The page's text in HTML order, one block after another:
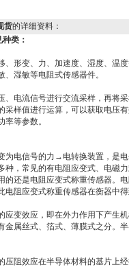
货的详细资料：
类：
、形变、力、加速度、湿度、温
湿敏等电阻式传感器件。
、电流信号进行交流采样，再将
采样值进行运算，可以获取电压
等参数。
为电信号的力→电转换装置，是电
，常见的有电阻应变式、电磁
的还是电阻应变式称重传感器。
阻应变式称重传感器在衡器中得
应变效应，即在外力作用下产生
金属丝式、箔式、薄膜式之分。
压阻效应在半导体材料的基片上